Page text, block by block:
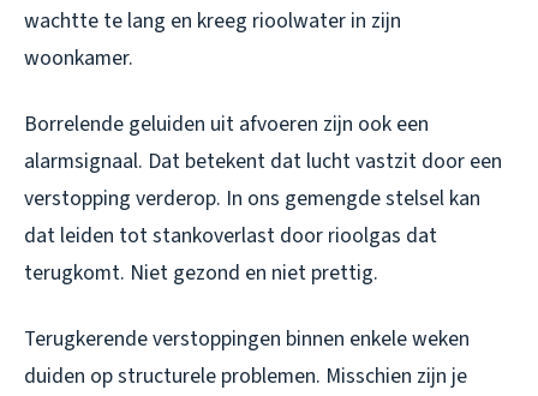
wachtte te lang en kreeg rioolwater in zijn
woonkamer.
Borrelende geluiden uit afvoeren zijn ook een
alarmsignaal. Dat betekent dat lucht vastzit door een
verstopping verderop. In ons gemengde stelsel kan
dat leiden tot stankoverlast door rioolgas dat
terugkomt. Niet gezond en niet prettig.
Terugkerende verstoppingen binnen enkele weken
duiden op structurele problemen. Misschien zijn je